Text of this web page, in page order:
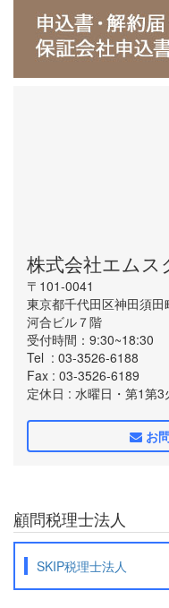
株式会社エム
〒101-0041
東京都千代田区神田須田
河合ビル７階
受付時間：9:30~18:30
Tel : 03-3526-6188
Fax : 03-3526-6189
定休日 : 水曜日・第1第3
お
顧問税理士法人
SKIP税理士法人